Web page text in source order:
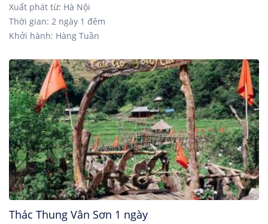
Xuất phát từ: Hà Nội
Thời gian: 2 ngày 1 đêm
Khởi hành: Hàng Tuần
Thác Thung Vân Sơn 1 ngày